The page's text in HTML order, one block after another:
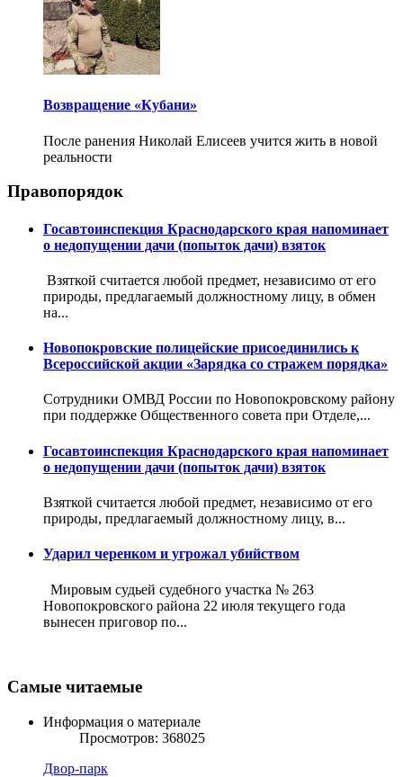
Возвращение «Кубани»
После ранения Николай Елисеев учится жить в новой
реальности
Правопорядок
Госавтоинспекция Краснодарского края напоминает
о недопущении дачи (попыток дачи) взяток
Взяткой считается любой предмет, независимо от его
природы, предлагаемый должностному лицу, в обмен
на...
Новопокровские полицейские присоединились к
Всероссийской акции «Зарядка со стражем порядка»
Сотрудники ОМВД России по Новопокровскому району
при поддержке Общественного совета при Отделе,...
Госавтоинспекция Краснодарского края напоминает
о недопущении дачи (попыток дачи) взяток
Взяткой считается любой предмет, независимо от его
природы, предлагаемый должностному лицу, в...
Ударил черенком и угрожал убийством
Мировым судьей судебного участка № 263
Новопокровского района 22 июля текущего года
вынесен приговор по...
Самые читаемые
Информация о материале
Просмотров: 368025
Двор-парк